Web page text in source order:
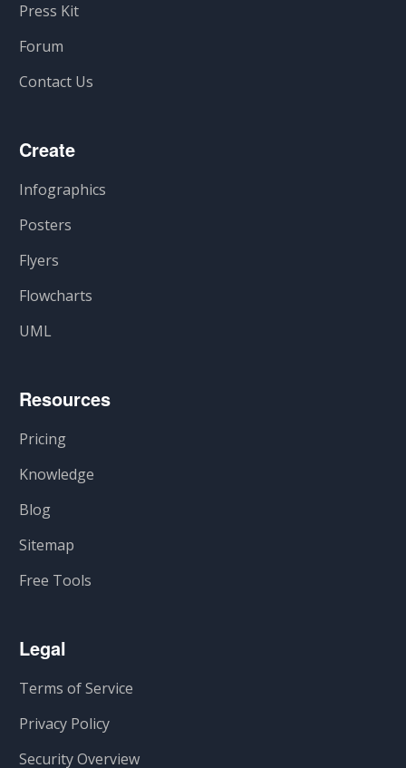
Press Kit
Forum
Contact Us
Create
Infographics
Posters
Flyers
Flowcharts
UML
Resources
Pricing
Knowledge
Blog
Sitemap
Free Tools
Legal
Terms of Service
Privacy Policy
Security Overview